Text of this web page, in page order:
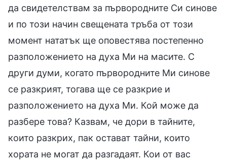
да свидетелствам за първородните Си синове
и по този начин свещената тръба от този
момент нататък ще оповестява постепенно
разположението на духа Ми на масите. С
други думи, когато първородните Ми синове
се разкрият, тогава ще се разкрие и
разположението на духа Ми. Кой може да
разбере това? Казвам, че дори в тайните,
които разкрих, пак остават тайни, които
хората не могат да разгадаят. Кои от вас